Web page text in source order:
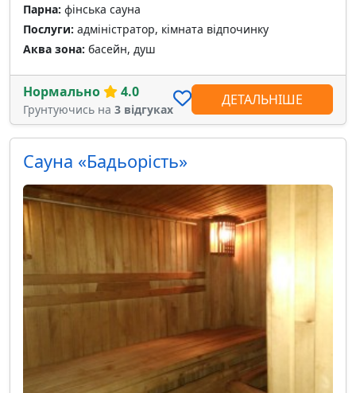
Парна: фінська сауна
Послуги: адміністратор, кімната відпочинку
Аква зона: басейн, душ
Нормально 4.0
Грунтуючись на 3 відгуках
ДЕТАЛЬНІШЕ
Сауна «Бадьорість»